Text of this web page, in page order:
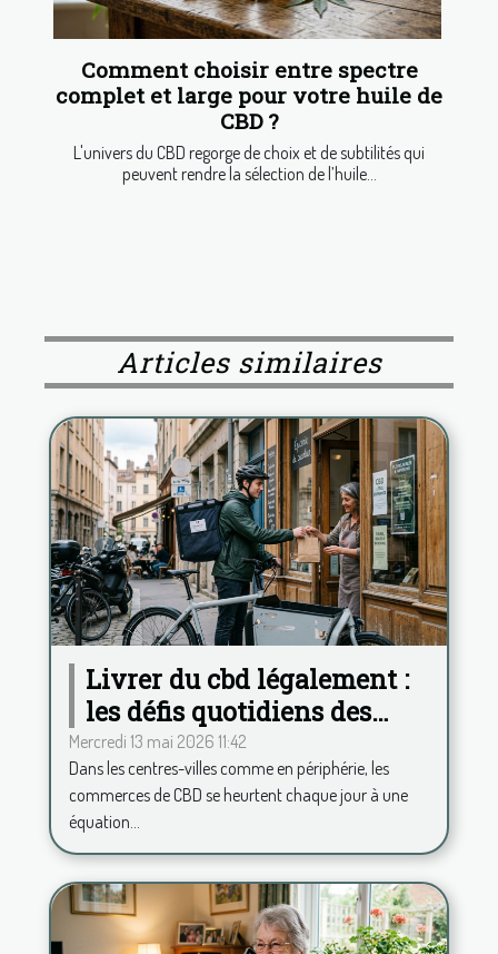
Comment choisir entre spectre
complet et large pour votre huile de
CBD ?
L'univers du CBD regorge de choix et de subtilités qui
peuvent rendre la sélection de l’huile...
Articles similaires
Livrer du cbd légalement :
les défis quotidiens des
commerces français
Mercredi 13 mai 2026 11:42
Dans les centres-villes comme en périphérie, les
commerces de CBD se heurtent chaque jour à une
équation...